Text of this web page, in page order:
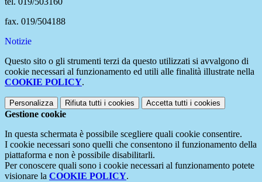
fax. 019/504188
Notizie
Questo sito o gli strumenti terzi da questo utilizzati si avvalgono di
cookie necessari al funzionamento ed utili alle finalità illustrate nella
COOKIE POLICY.
Personalizza Rifiuta tutti i cookies Accetta tutti i cookies
Gestione cookie
In questa schermata è possibile scegliere quali cookie consentire.
I cookie necessari sono quelli che consentono il funzionamento della
piattaforma e non è possibile disabilitarli.
Per conoscere quali sono i cookie necessari al funzionamento potete
visionare la COOKIE POLICY.